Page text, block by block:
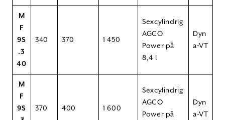
M
F
9S
.3
40
340 370 1 450
Sexcylindrig
AGCO
Power på
8,4 l
Dyn
a-VT
M
F
9S
370 400 1 600
Sexcylindrig
AGCO
Power på
Dyn
a-VT